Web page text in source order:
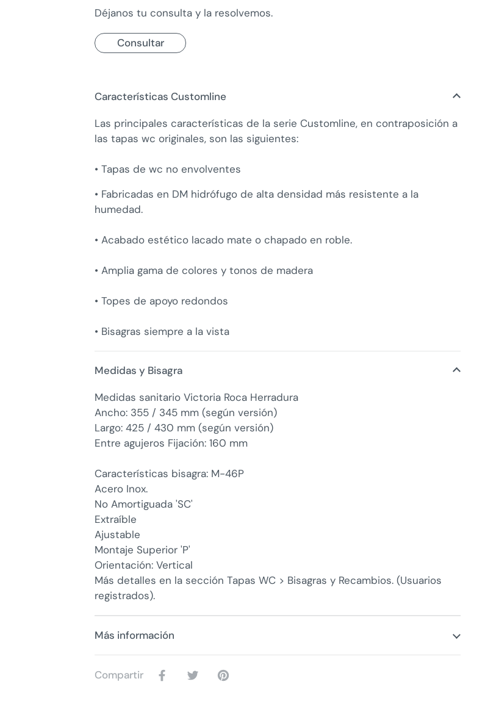
Déjanos tu consulta y la resolvemos.
Consultar
Características Customline
Las principales características de la serie Customline, en contraposición a
las tapas wc originales, son las siguientes:
• Tapas de wc no envolventes
• Fabricadas en DM hidrófugo de alta densidad más resistente a la
humedad.
• Acabado estético lacado mate o chapado en roble.
• Amplia gama de colores y tonos de madera
• Topes de apoyo redondos
• Bisagras siempre a la vista
Medidas y Bisagra
Medidas sanitario Victoria Roca Herradura
Ancho: 355 / 345 mm (según versión)
Largo: 425 / 430 mm (según versión)
Entre agujeros Fijación: 160 mm
Características bisagra: M-46P
Acero Inox.
No Amortiguada 'SC'
Extraíble
Ajustable
Montaje Superior 'P'
Orientación: Vertical
Más detalles en la sección Tapas WC > Bisagras y Recambios. (Usuarios
registrados).
Más información
Compartir